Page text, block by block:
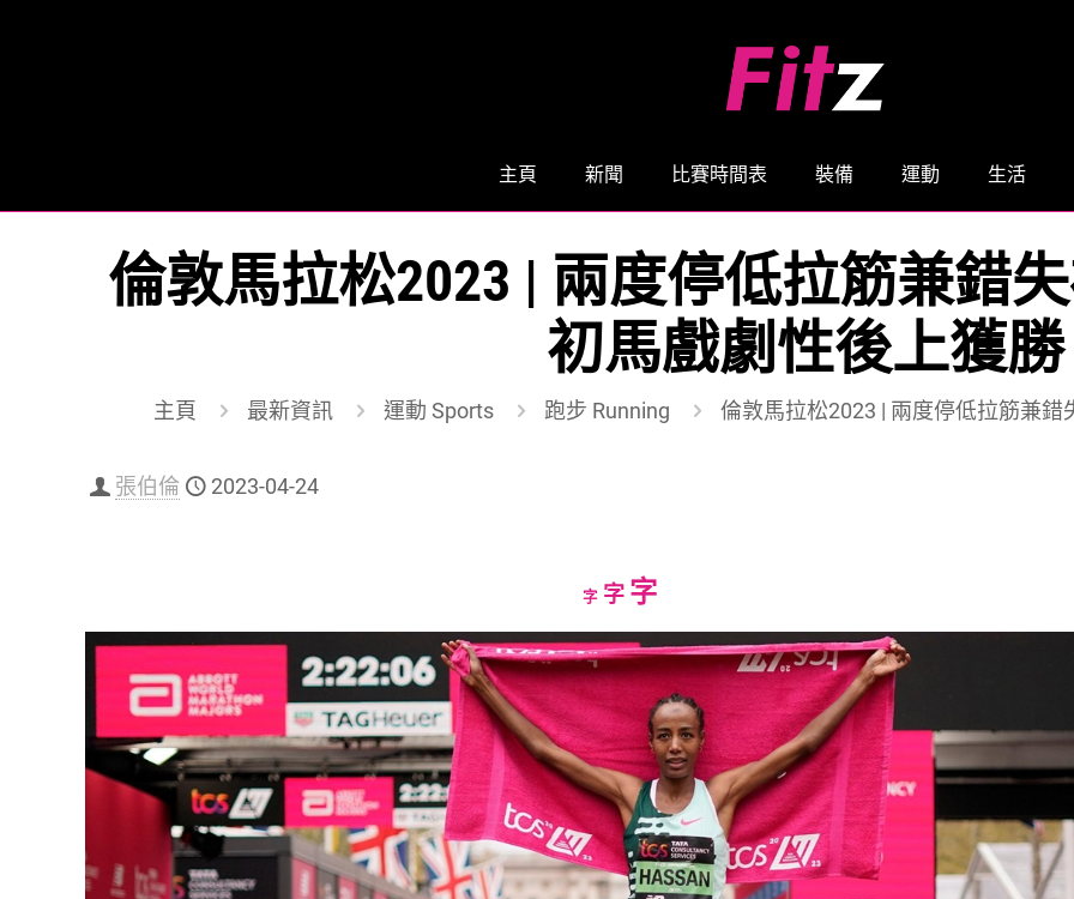
主頁 新聞 比賽時間表 裝備 運動 生活
倫敦馬拉松2023 | 兩度停低拉筋兼錯失
初馬戲劇性後上獲勝
主頁 最新資訊 運動 Sports 跑步 Running 倫敦馬拉松2023 | 兩度停低拉筋兼
張伯倫 2023-04-24
字Decrease
size.
字Reset
size.
字Increase
font
size.